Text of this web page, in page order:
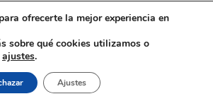
ofrecerte la mejor experiencia en
sobre qué cookies utilizamos o
ajustes.
Ajustes